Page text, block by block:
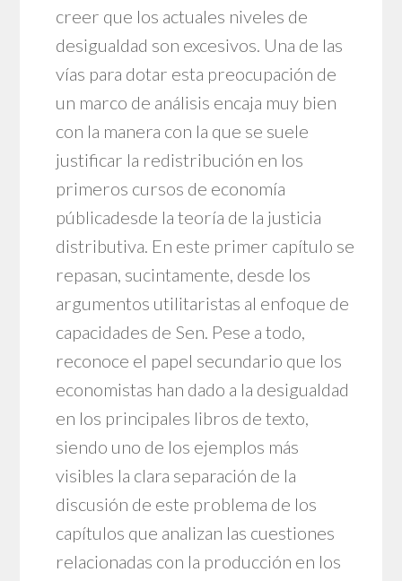
creer que los actuales niveles de
desigualdad son excesivos. Una de las
vías para dotar esta preocupación de
un marco de análisis encaja muy bien
con la manera con la que se suele
justificar la redistribución en los
primeros cursos de economía
públicadesde la teoría de la justicia
distributiva. En este primer capítulo se
repasan, sucintamente, desde los
argumentos utilitaristas al enfoque de
capacidades de Sen. Pese a todo,
reconoce el papel secundario que los
economistas han dado a la desigualdad
en los principales libros de texto,
siendo uno de los ejemplos más
visibles la clara separación de la
discusión de este problema de los
capítulos que analizan las cuestiones
relacionadas con la producción en los